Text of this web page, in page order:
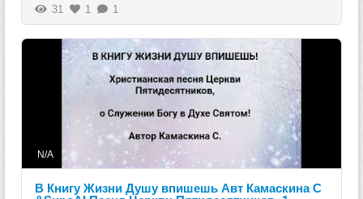
31 1 1
N/A
В Книгу Жизни Душу впишешь Авт Камаскина С